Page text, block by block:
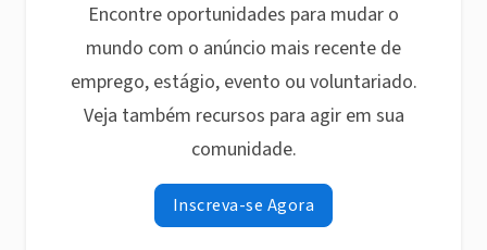
Encontre oportunidades para mudar o
mundo com o anúncio mais recente de
emprego, estágio, evento ou voluntariado.
Veja também recursos para agir em sua
comunidade.
Inscreva-se Agora